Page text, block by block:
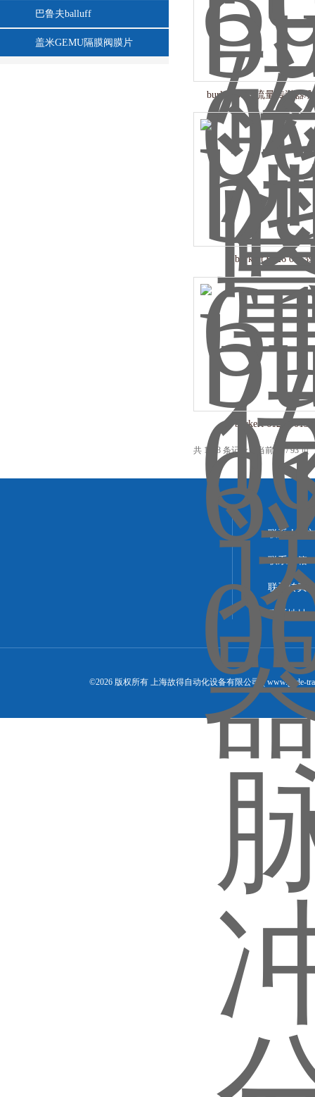
巴鲁夫balluff
盖米GEMU隔膜阀膜片
burkert8022流量传送器/
burkert 6126
burkert 6126
共 1388 条记录，当前 30 / 93 页
联系人：
联系邮箱
联系传真
联系地址
©2026 版权所有 上海故得自动化设备有限公司 ( www.gude-